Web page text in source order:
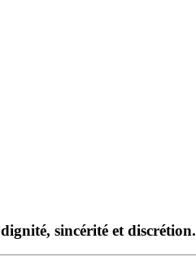
sincérité et discrétion.